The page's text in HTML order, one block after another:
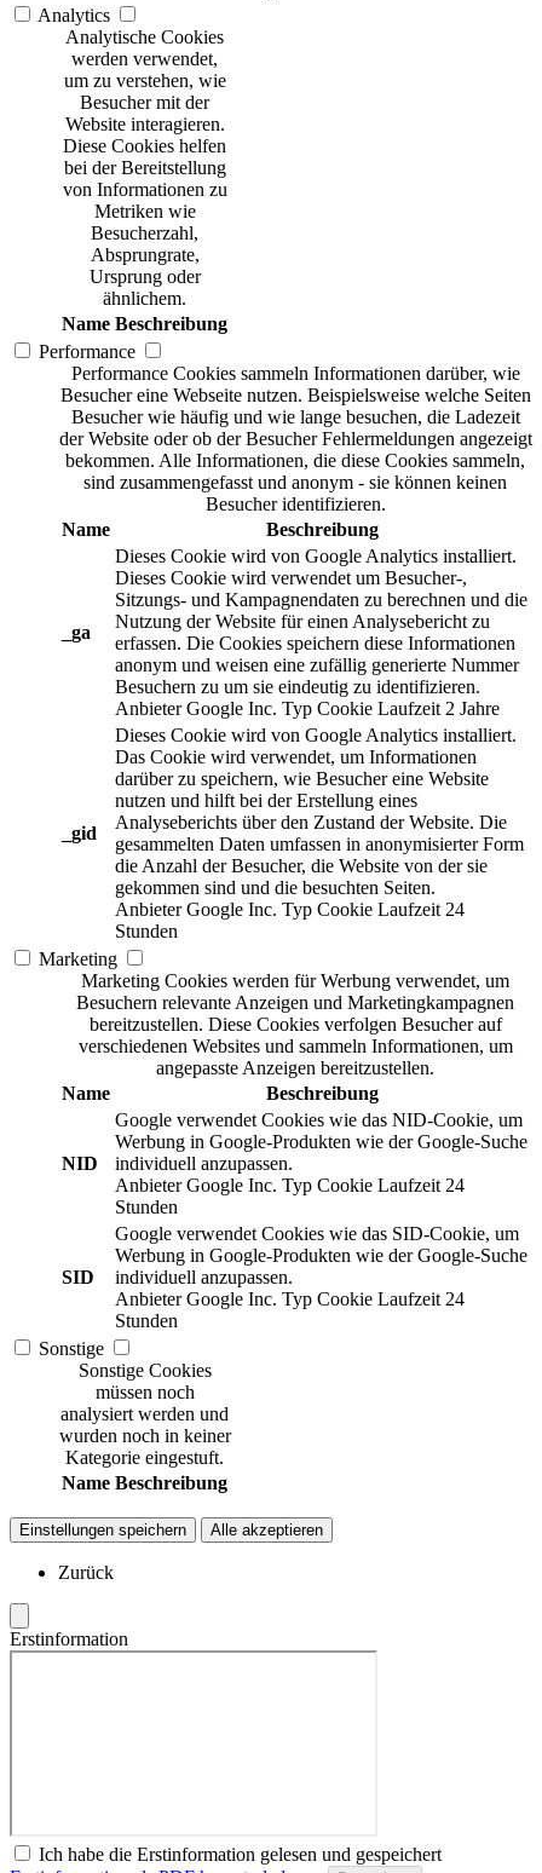
Analytics
Analytische Cookies
werden verwendet,
um zu verstehen, wie
Besucher mit der
Website interagieren.
Diese Cookies helfen
bei der Bereitstellung
von Informationen zu
Metriken wie
Besucherzahl,
Absprungrate,
Ursprung oder
ähnlichem.
Name Beschreibung
Performance
Performance Cookies sammeln Informationen darüber, wie
Besucher eine Webseite nutzen. Beispielsweise welche Seiten
Besucher wie häufig und wie lange besuchen, die Ladezeit
der Website oder ob der Besucher Fehlermeldungen angezeigt
bekommen. Alle Informationen, die diese Cookies sammeln,
sind zusammengefasst und anonym - sie können keinen
Besucher identifizieren.
Name
Beschreibung
_ga
Dieses Cookie wird von Google Analytics installiert.
Dieses Cookie wird verwendet um Besucher-,
Sitzungs- und Kampagnendaten zu berechnen und die
Nutzung der Website für einen Analysebericht zu
erfassen. Die Cookies speichern diese Informationen
anonym und weisen eine zufällig generierte Nummer
Besuchern zu um sie eindeutig zu identifizieren.
Anbieter Google Inc. Typ Cookie Laufzeit 2 Jahre
_gid
Dieses Cookie wird von Google Analytics installiert.
Das Cookie wird verwendet, um Informationen
darüber zu speichern, wie Besucher eine Website
nutzen und hilft bei der Erstellung eines
Analyseberichts über den Zustand der Website. Die
gesammelten Daten umfassen in anonymisierter Form
die Anzahl der Besucher, die Website von der sie
gekommen sind und die besuchten Seiten.
Anbieter Google Inc. Typ Cookie Laufzeit 24
Stunden
Marketing
Marketing Cookies werden für Werbung verwendet, um
Besuchern relevante Anzeigen und Marketingkampagnen
bereitzustellen. Diese Cookies verfolgen Besucher auf
verschiedenen Websites und sammeln Informationen, um
angepasste Anzeigen bereitzustellen.
Name
Beschreibung
NID
Google verwendet Cookies wie das NID-Cookie, um
Werbung in Google-Produkten wie der Google-Suche
individuell anzupassen.
Anbieter Google Inc. Typ Cookie Laufzeit 24
Stunden
SID
Google verwendet Cookies wie das SID-Cookie, um
Werbung in Google-Produkten wie der Google-Suche
individuell anzupassen.
Anbieter Google Inc. Typ Cookie Laufzeit 24
Stunden
Sonstige
Sonstige Cookies
müssen noch
analysiert werden und
wurden noch in keiner
Kategorie eingestuft.
Name Beschreibung
Einstellungen speichern Alle akzeptieren
Zurück
Erstinformation
Ich habe die Erstinformation gelesen und gespeichert